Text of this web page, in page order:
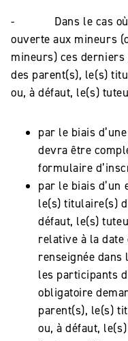
- Dans le cas où la
ouverte aux mineurs
mineurs) ces
des parent(s), le(s)
ou, à défaut, le(s)
par le biais
devra être
formulaire
par le biais d’un
le(s) titulaire(s)
défaut, le(s)
relative à la date
renseignée
les participants
obligatoire
parent(s), le(s)
ou, à défaut,